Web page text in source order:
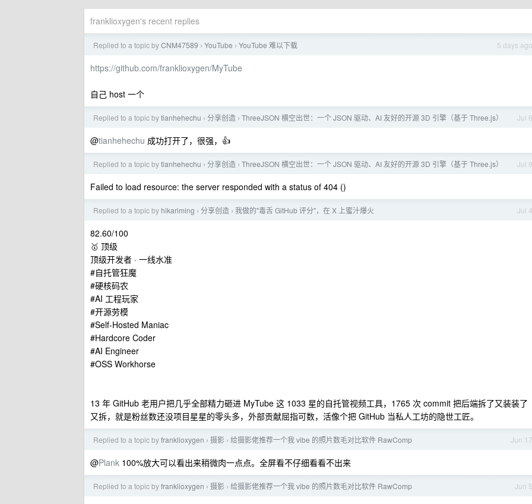
franklioxygen's recent replies
5 days ago
Replied to a topic byCNM47589 › YouTube › YouTube 难以下载
https://github.com/franklioxygen/MyTube
自己 host 一个
Jul 6
Replied to a topic bytianhehechu › 分享创造 › ThreeJSON 横空出世：一个 JSON 驱动、AI 友好的开源 3D 引擎（基于 Three.js）
@tianhehechu 成功打开了，很强，👍
Jul 6
Replied to a topic bytianhehechu › 分享创造 › ThreeJSON 横空出世：一个 JSON 驱动、AI 友好的开源 3D 引擎（基于 Three.js）
Failed to load resource: the server responded with a status of 404 ()
Jul 4
Replied to a topic by hikariming › 分享创造 › 我做的"毒舌 GitHub 评分"，在 X 上蜜汁爆火
82.60/100
🥇 顶级
顶级开发者 · 一线水准
#自托管狂魔
#硬核码农
#AI 工程玩家
#开源劳模
#Self-Hosted Maniac
#Hardcore Coder
#AI Engineer
#OSS Workhorse
13 年 GitHub 老用户把几乎全部精力砸进 MyTube 这 1033 星的自托管视频工具，1765 次 commit 把后端拆了又装装了
又拆，就是粉丝数还没项目星星的零头多，外部贡献屈指可数，活像个把 GitHub 当私人工坊的隐世工匠。
Jun 17
Replied to a topic byfranklioxygen › 摄影 › 给摄影佬推荐一个我 vibe 的照片数毛对比软件 RawComp
@Plank 100%放大可以看出来稍微肉一点点。全屏看不仔细看看不出来
Jun 5
Replied to a topic byfranklioxygen › 摄影 › 给摄影佬推荐一个我 vibe 的照片数毛对比软件 RawComp